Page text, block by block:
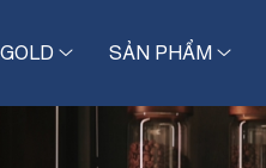
SẢN PHẨM